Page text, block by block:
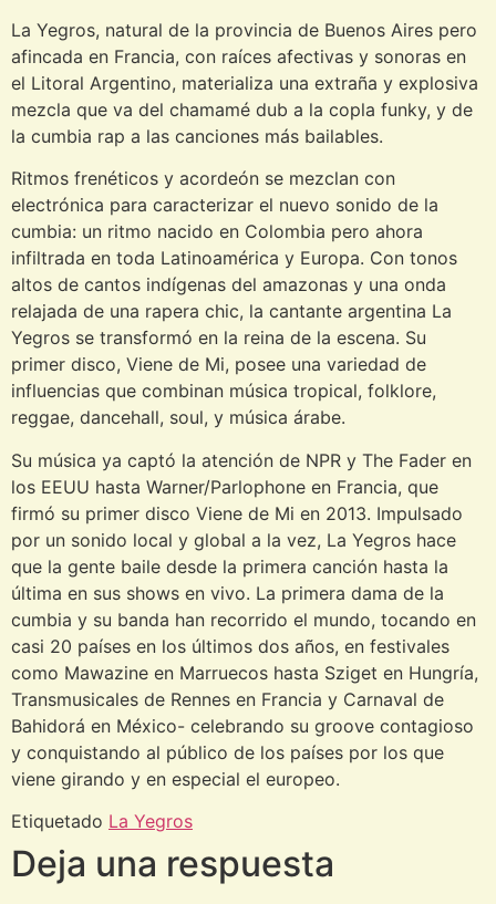
La Yegros, natural de la provincia de Buenos Aires pero
afincada en Francia, con raíces afectivas y sonoras en
el Litoral Argentino, materializa una extraña y explosiva
mezcla que va del chamamé dub a la copla funky, y de
la cumbia rap a las canciones más bailables.
Ritmos frenéticos y acordeón se mezclan con
electrónica para caracterizar el nuevo sonido de la
cumbia: un ritmo nacido en Colombia pero ahora
infiltrada en toda Latinoamérica y Europa. Con tonos
altos de cantos indígenas del amazonas y una onda
relajada de una rapera chic, la cantante argentina La
Yegros se transformó en la reina de la escena. Su
primer disco, Viene de Mi, posee una variedad de
influencias que combinan música tropical, folklore,
reggae, dancehall, soul, y música árabe.
Su música ya captó la atención de NPR y The Fader en
los EEUU hasta Warner/Parlophone en Francia, que
firmó su primer disco Viene de Mi en 2013. Impulsado
por un sonido local y global a la vez, La Yegros hace
que la gente baile desde la primera canción hasta la
última en sus shows en vivo. La primera dama de la
cumbia y su banda han recorrido el mundo, tocando en
casi 20 países en los últimos dos años, en festivales
como Mawazine en Marruecos hasta Sziget en Hungría,
Transmusicales de Rennes en Francia y Carnaval de
Bahidorá en México- celebrando su groove contagioso
y conquistando al público de los países por los que
viene girando y en especial el europeo.
Etiquetado La Yegros
Deja una respuesta